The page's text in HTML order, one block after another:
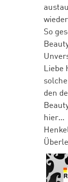
So
Liebe
den
hier…